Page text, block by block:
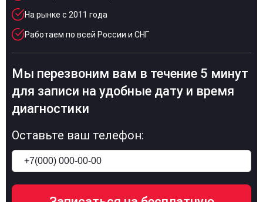
На рынке с 2011 года
Работаем по всей России и СНГ
Мы перезвоним вам в течение 5 минут
для записи на удобные дату и время
диагностики
Оставьте ваш телефон: